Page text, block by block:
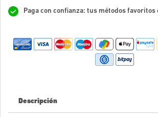
Paga con confianza: tus métodos
Descripción